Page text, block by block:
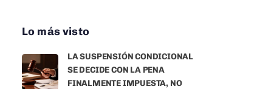
Lo más visto
LA SUSPENSIÓN CONDICIONAL
SE DECIDE CON LA PENA
FINALMENTE IMPUESTA, NO